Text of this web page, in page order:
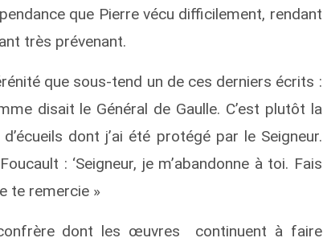
que Pierre vécu difficilement, rendant
très prévenant.
que sous-tend un de ces derniers écrits :
disait le Général de Gaulle. C’est plutôt la
dont j’ai été protégé par le Seigneur.
: ‘Seigneur, je m’abandonne à toi. Fais
te remercie »
dont les œuvres continuent à faire